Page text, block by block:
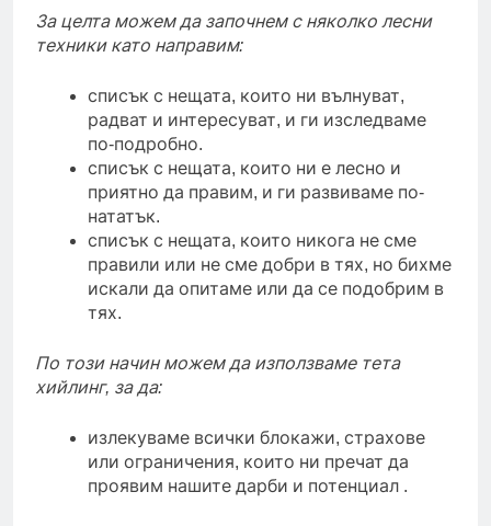
За целта можем да започнем с няколко лесни
техники като направим:
списък с нещата, които ни вълнуват,
радват и интересуват, и ги изследваме
по-подробно.
списък с нещата, които ни е лесно и
приятно да правим, и ги развиваме по-
нататък.
списък с нещата, които никога не сме
правили или не сме добри в тях, но бихме
искали да опитаме или да се подобрим в
тях.
По този начин можем да използваме тета
хийлинг, за да:
излекуваме всички блокажи, страхове
или ограничения, които ни пречат да
проявим нашите дарби и потенциал .